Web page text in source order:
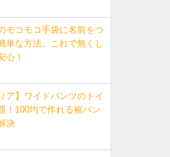
モコモコ手袋に名前をつ
単な方法。これで無くし
心！
ア】ワイドパンツのトイ
！100均で作れる裾バン
決